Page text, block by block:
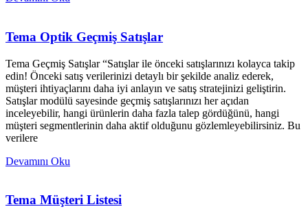
Tema Optik Geçmiş Satışlar
Tema Geçmiş Satışlar “Satışlar ile önceki satışlarınızı kolayca takip
edin! Önceki satış verilerinizi detaylı bir şekilde analiz ederek,
müşteri ihtiyaçlarını daha iyi anlayın ve satış stratejinizi geliştirin.
Satışlar modülü sayesinde geçmiş satışlarınızı her açıdan
inceleyebilir, hangi ürünlerin daha fazla talep gördüğünü, hangi
müşteri segmentlerinin daha aktif olduğunu gözlemleyebilirsiniz. Bu
verilere
Devamını Oku
Tema Müşteri Listesi